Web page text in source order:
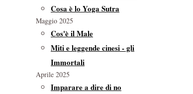
Cosa è lo Yoga Sutra
Maggio 2025
Cos'è il Male
Miti e leggende cinesi - gli
Immortali
Aprile 2025
Imparare a dire di no